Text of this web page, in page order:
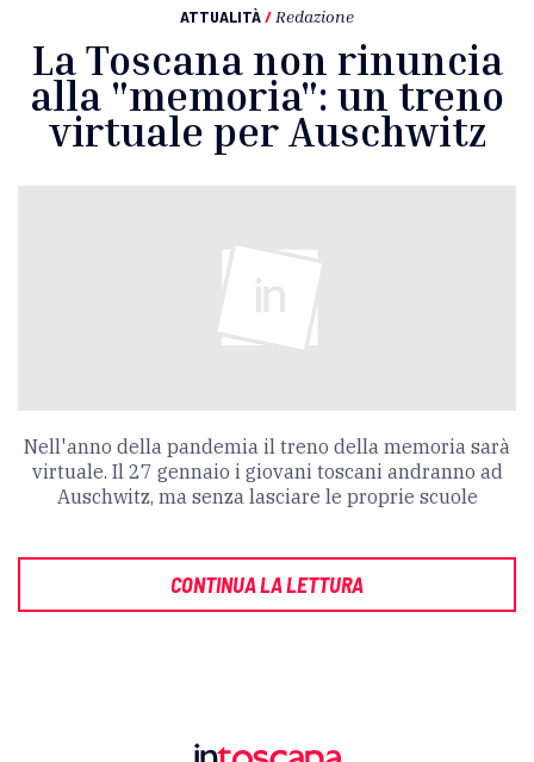
ATTUALITÀ/ Redazione
La Toscana non rinuncia
alla "memoria": un treno
virtuale per Auschwitz
Nell'anno della pandemia il treno della memoria sarà
virtuale. Il 27 gennaio i giovani toscani andranno ad
Auschwitz, ma senza lasciare le proprie scuole
CONTINUA LA LETTURA